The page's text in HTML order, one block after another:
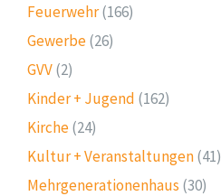
Feuerwehr(166)
Gewerbe(26)
GVV(2)
Kinder + Jugend (162)
Kirche(24)
Kultur + Veranstaltungen(41)
Mehrgenerationenhaus (30)